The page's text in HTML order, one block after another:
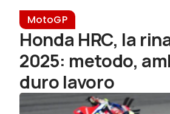
MotoGP
Honda HRC, la
2025: metodo,
duro lavoro